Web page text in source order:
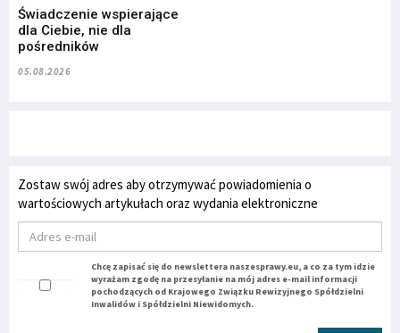
Świadczenie wspierające
dla Ciebie, nie dla
pośredników
05.08.2026
Zostaw swój adres aby otrzymywać powiadomienia o
wartościowych artykułach oraz wydania elektroniczne
Chcę zapisać się do newslettera naszesprawy.eu, a co za tym idzie
wyrażam zgodę na przesyłanie na mój adres e-mail informacji
pochodzących od Krajowego Związku Rewizyjnego Spółdzielni
Inwalidów i Spółdzielni Niewidomych.